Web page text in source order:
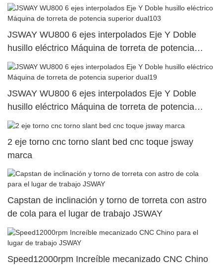
JSWAY WU800 6 ejes interpolados Eje Y Doble
husillo eléctrico Máquina de torreta de potencia
superior dual103
JSWAY WU800 6 ejes interpolados Eje Y Doble
husillo eléctrico Máquina de torreta de potencia
superior dual19
2 eje torno cnc torno slant bed cnc toque jsway
marca
Capstan de inclinación y torno de torreta con astro
de cola para el lugar de trabajo JSWAY
Speed12000rpm Increíble mecanizado CNC Chino